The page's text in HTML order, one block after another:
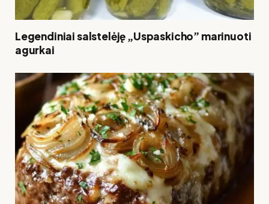
Legendiniai salstelėję „Uspaskicho” marinuoti
agurkai